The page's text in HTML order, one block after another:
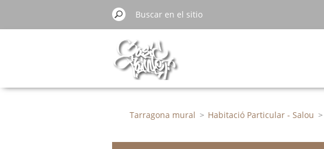
Tarragona mural > Habitació Particular - Salou >